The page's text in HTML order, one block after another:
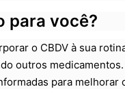
para você?
o CBDV à sua
outros
para melhorar